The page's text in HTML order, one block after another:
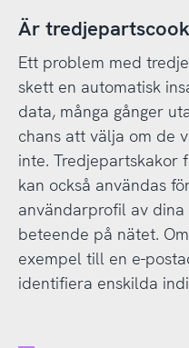
Är
Ett problem med
skett en automatisk
data, många gånger
chans att välja om de
inte.
kan också användas
användarprofil av
beteende på nätet.
exempel till en e-
identifiera enskilda